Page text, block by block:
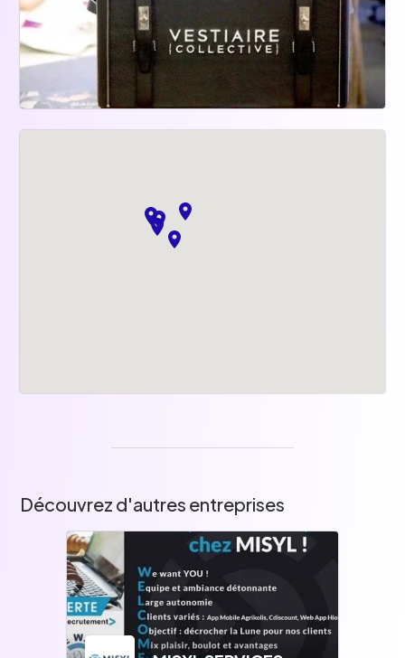
Découvrez d'autres entreprises